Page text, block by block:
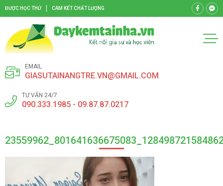
ĐƯỢC HỌC THỬ CAM KẾT CHẤT LƯỢNG
EMAIL
GIASUTAINANGTRE.VN@GMAIL.COM
TƯ VẤN 24/7
090.333.1985 - 09.87.87.0217